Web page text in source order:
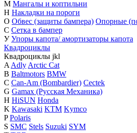
М Мангалы и коптильни
Н Накладки на пороги
О Обвес (защиты бампера) Опорные
С Сетка в бампер
У Упоры капота/ амортизаторы капота
Квадроциклы
Квадроциклы jkl
AAdlyArctic Cat
B Baltmotors BMW
C Can-Am (Bombardier) Cectek
G Gamax (Русская Механика)
H HiSUN Honda
K Kawasaki KTM Kymco
P Polaris
S SMC Stels Suzuki SYM